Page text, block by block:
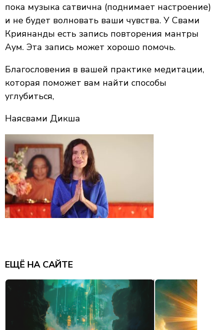
пока музыка сатвична (поднимает настроение)
и не будет волновать ваши чувства. У Свами
Криянанды есть запись повторения мантры
Аум. Эта запись может хорошо помочь.
Благословения в вашей практике медитации,
которая поможет вам найти способы
углубиться,
Наясвами Дикша
ЕЩЁ НА САЙТЕ